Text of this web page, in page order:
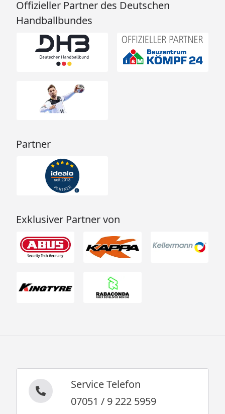
Offizieller Partner des Deutschen
Handballbundes
Partner
Exklusiver Partner von
Service Telefon
07051 / 9 222 5959